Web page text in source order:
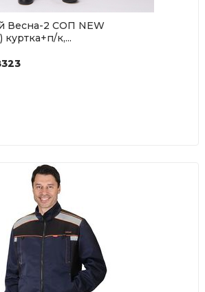
Весна-2 СОП NEW
куртка+п/к,...